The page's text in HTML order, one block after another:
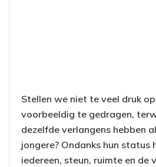
Stellen we niet te veel druk
voorbeeldig te gedragen,
dezelfde verlangens hebben
jongere? Ondanks hun status
iedereen, steun, ruimte en de